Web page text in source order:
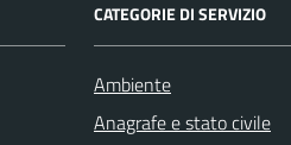
CATEGORIE DI SERVIZIO
Ambiente
Anagrafe e stato civile